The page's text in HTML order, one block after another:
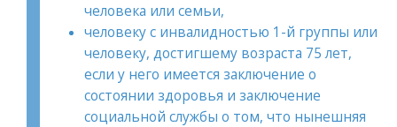
человека или семьи,
человеку с инвалидностью 1-й группы или
человеку, достигшему возраста 75 лет,
если у него имеется заключение о
состоянии здоровья и заключение
социальной службы о том, что нынешняя